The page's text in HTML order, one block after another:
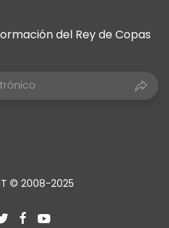
del Rey de Copas
© 2008-2025